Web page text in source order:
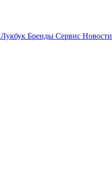
Лукбук Бренды Сервис Новости